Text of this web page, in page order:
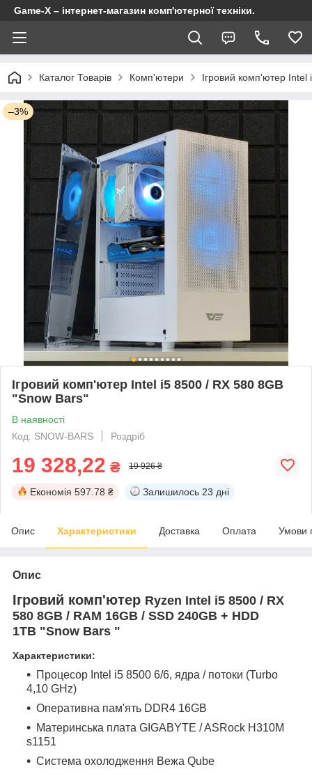
Game-X – інтернет-магазин комп'ютерної техніки.
Каталог Товарів Комп'ютери Ігровий комп'ютер
–3%
Ігровий комп'ютер Intel i5 8500 / RX 580 8GB
"Snow Bars"
В наявності
Код: SNOW-BARS
Роздріб
19 328,22 ₴ 19 926 ₴
Економія 597.78 ₴ Залишилось 23 дні
Опис Характеристики Доставка Оплата Умови
Опис
Ігровий комп'ютер Ryzen Intel i5 8500 / RX
580 8GB / RAM 16GB / SSD 240GB + HDD
1TB "Snow Bars "
Характеристики:
Процесор Intel i5 8500 6/6, ядра / потоки (Turbo
4,10 GHz)
Оперативна пам'ять DDR4 16GB
Материнська плата GIGABYTE / ASRock H310M
s1151
Система охолодження Вежа Qube